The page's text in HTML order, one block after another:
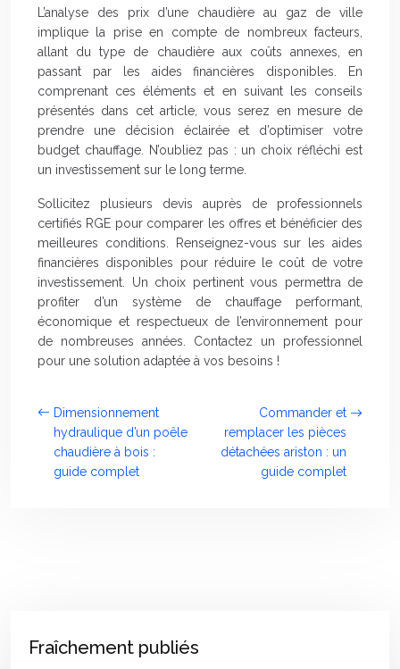
L’analyse des prix d’une chaudière au gaz de ville
implique la prise en compte de nombreux facteurs,
allant du type de chaudière aux coûts annexes, en
passant par les aides financières disponibles. En
comprenant ces éléments et en suivant les conseils
présentés dans cet article, vous serez en mesure de
prendre une décision éclairée et d’optimiser votre
budget chauffage. N’oubliez pas : un choix réfléchi est
un investissement sur le long terme.
Sollicitez plusieurs devis auprès de professionnels
certifiés RGE pour comparer les offres et bénéficier des
meilleures conditions. Renseignez-vous sur les aides
financières disponibles pour réduire le coût de votre
investissement. Un choix pertinent vous permettra de
profiter d’un système de chauffage performant,
économique et respectueux de l’environnement pour
de nombreuses années. Contactez un professionnel
pour une solution adaptée à vos besoins !
Dimensionnement
hydraulique d’un poêle
chaudière à bois :
guide complet
Commander et
remplacer les pièces
détachées ariston : un
guide complet
Fraîchement publiés